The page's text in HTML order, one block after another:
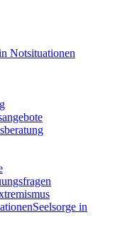
Notsituationen
Seelsorge in